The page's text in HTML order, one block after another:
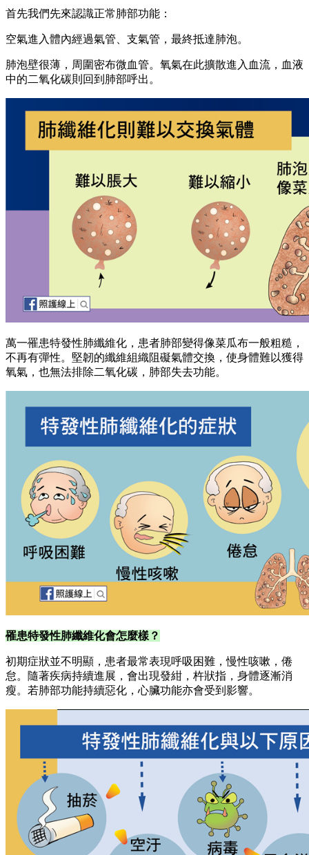
首先我們先來認識正常肺部功能：
空氣進入體內經過氣管、支氣管，最終抵達肺泡。
肺泡壁很薄，周圍密布微血管。氧氣在此擴散進入血流，血液
中的二氧化碳則回到肺部呼出。
萬一罹患特發性肺纖維化，患者肺部變得像菜瓜布一般粗糙，
不再有彈性。堅韌的纖維組織阻礙氣體交換，使身體難以獲得
氧氣，也無法排除二氧化碳，肺部失去功能。
罹患特發性肺纖維化會怎麼樣？
初期症狀並不明顯，患者最常表現呼吸困難，慢性咳嗽，倦
怠。隨著疾病持續進展，會出現發紺，杵狀指，身體逐漸消
瘦。若肺部功能持續惡化，心臟功能亦會受到影響。